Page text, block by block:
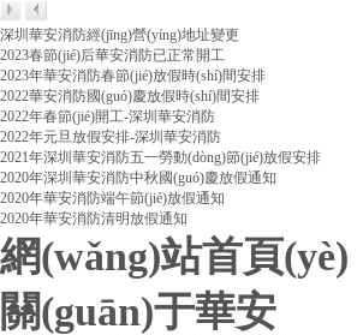
深圳華安消防經(jīng)營(yíng)地址變更
2023春節(jié)后華安消防已正常開工
2023年華安消防春節(jié)放假時(shí)間安排
2022華安消防國(guó)慶放假時(shí)間安排
2022年春節(jié)開工-深圳華安消防
2022年元旦放假安排-深圳華安消防
2021年深圳華安消防五一勞動(dòng)節(jié)放假安排
2020年深圳華安消防中秋國(guó)慶放假通知
2020年華安消防端午節(jié)放假通知
2020年華安消防清明放假通知
網(wǎng)站首頁(yè)
關(guān)于華安